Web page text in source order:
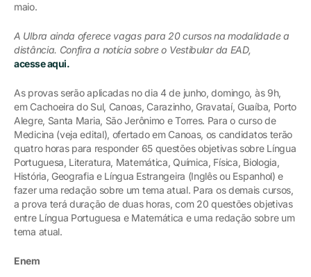
maio.
A Ulbra ainda oferece vagas para 20 cursos na modalidade a
distância. Confira a notícia sobre o Vestibular da EAD,
acesse aqui.
As provas serão aplicadas no dia 4 de junho, domingo, às 9h,
em Cachoeira do Sul, Canoas, Carazinho, Gravataí, Guaíba, Porto
Alegre, Santa Maria, São Jerônimo e Torres. Para o curso de
Medicina (veja edital), ofertado em Canoas, os candidatos terão
quatro horas para responder 65 questões objetivas sobre Língua
Portuguesa, Literatura, Matemática, Química, Física, Biologia,
História, Geografia e Língua Estrangeira (Inglês ou Espanhol) e
fazer uma redação sobre um tema atual. Para os demais cursos,
a prova terá duração de duas horas, com 20 questões objetivas
entre Língua Portuguesa e Matemática e uma redação sobre um
tema atual.
Enem